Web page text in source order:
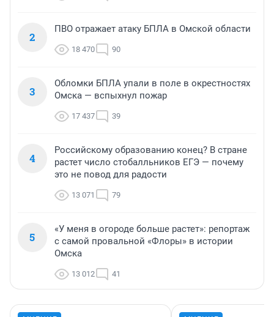
2
ПВО отражает атаку БПЛА в Омской области
18 470 90
3
Обломки БПЛА упали в поле в окрестностях
Омска — вспыхнул пожар
17 437 39
4
Российскому образованию конец? В стране
растет число стобалльников ЕГЭ — почему
это не повод для радости
13 071 79
5
«У меня в огороде больше растет»: репортаж
с самой провальной «Флоры» в истории
Омска
13 012 41